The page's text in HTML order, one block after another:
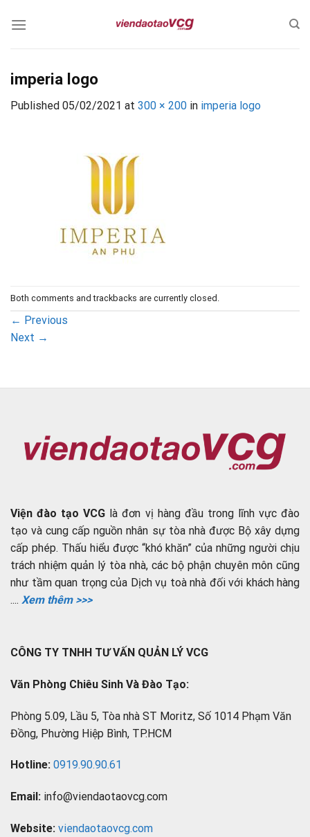
imperia logo
Published 05/02/2021 at 300 × 200 in imperia logo
Both comments and trackbacks are currently closed.
← Previous
Next →
Viện đào tạo VCG là đơn vị hàng đầu trong lĩnh vực đào
tạo và cung cấp nguồn nhân sự tòa nhà được Bộ xây dựng
cấp phép. Thấu hiểu được “khó khăn” của những người chịu
trách nhiệm quản lý tòa nhà, các bộ phận chuyên môn cũng
như tầm quan trọng của Dịch vụ toà nhà đối với khách hàng
.... Xem thêm >>>
CÔNG TY TNHH TƯ VẤN QUẢN LÝ VCG
Văn Phòng Chiêu Sinh Và Đào Tạo:
Phòng 5.09, Lầu 5, Tòa nhà ST Moritz, Số 1014 Phạm Văn
Đồng, Phường Hiệp Bình, TP.HCM
Hotline: 0919.90.90.61
Email: info@viendaotaovcg.com
Website: viendaotaovcg.com